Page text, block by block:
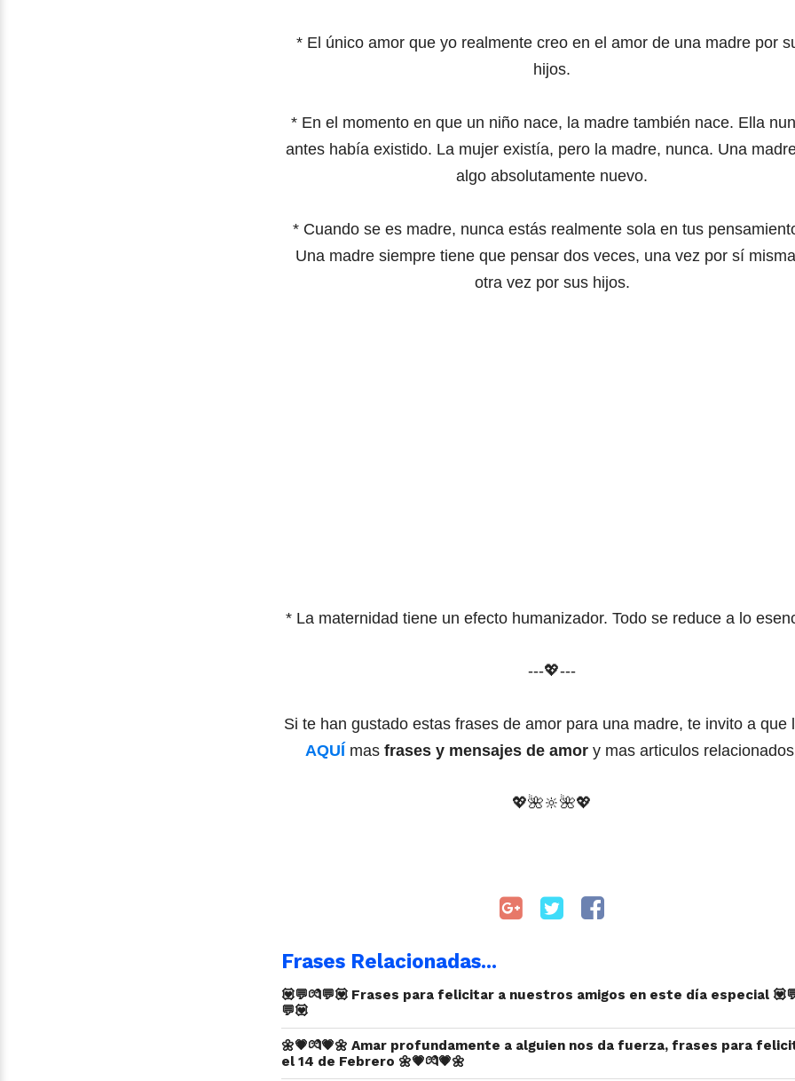
* El único amor que yo realmente creo en el amor de una madre por
hijos.
* En el momento en que un niño nace, la madre también nace. Ella
antes había existido. La mujer existía, pero la madre, nunca. Una
algo absolutamente nuevo.
* Cuando se es madre, nunca estás realmente sola en tus
Una madre siempre tiene que pensar dos veces, una vez por sí
otra vez por sus hijos.
* La maternidad tiene un efecto humanizador. Todo se reduce a lo
---💖---
Si te han gustado estas frases de amor para una madre, te invito a que
AQUÍ mas frases y mensajes de amor y mas articulos
💖🌺🔆🌺💖
Frases Relacionadas...
💟💬💏💬💟 Frases para felicitar a nuestros amigos en este día especial
💬💟
🌼💗💏💗🌼 Amar profundamente a alguien nos da fuerza, frases para
el 14 de Febrero 🌼💗💏💗🌼